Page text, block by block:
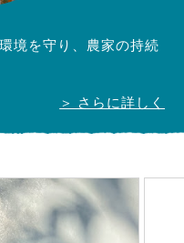
境を守り、農家の持続
＞ さらに詳しく